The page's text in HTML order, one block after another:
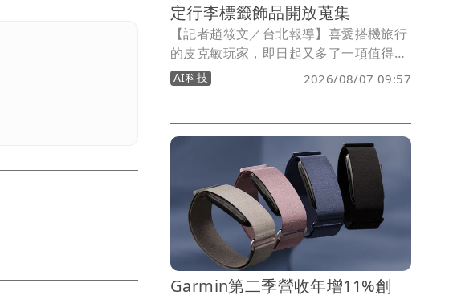
定行李標籤飾品開放蒐集
【記者趙筱文／台北報導】喜愛搭機旅行
的皮克敏玩家，即日起又多了一項值得在
機場尋找的新收藏！官方宣布，自今
（7）日上午8時起，玩家可在世界各地機
苗，讓每趟旅行不只留下照片，還能帶回
一隻記錄旅程的皮克敏。
AI科技 2026/08/07 09:57
Garmin第二季營收年增11%創